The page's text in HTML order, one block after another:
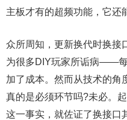
主板才有的超频功能，它还
众所周知，更新换代时换接
为很多DIY玩家所诟病——
加了成本。然而从技术的角
真的是必须环节吗?未必。
这一事实，就佐证了换接口